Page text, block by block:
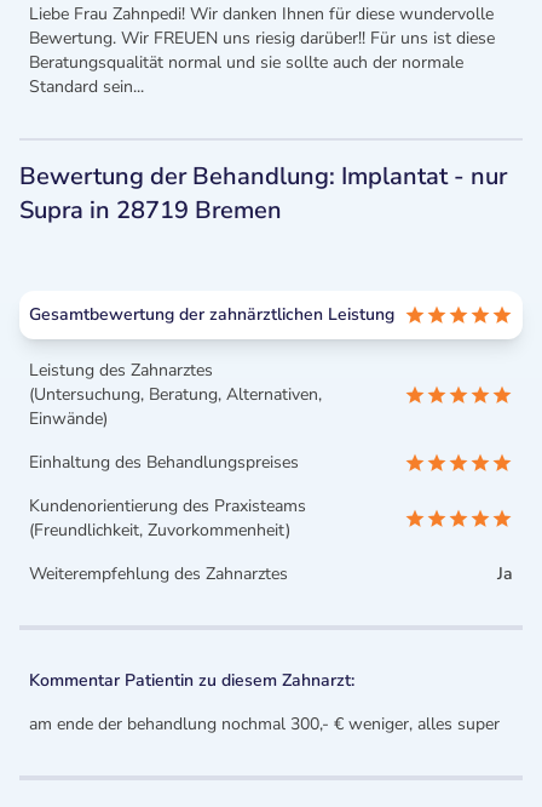
Liebe Frau Zahnpedi! Wir danken Ihnen für diese wundervolle
Bewertung. Wir FREUEN uns riesig darüber!! Für uns ist diese
Beratungsqualität normal und sie sollte auch der normale
Standard sein...
Bewertung der Behandlung: Implantat - nur
Supra in 28719 Bremen
Gesamtbewertung der zahnärztlichen Leistung
Leistung des Zahnarztes
(Untersuchung, Beratung, Alternativen,
Einwände)
Einhaltung des Behandlungspreises
Kundenorientierung des Praxisteams
(Freundlichkeit, Zuvorkommenheit)
Weiterempfehlung des Zahnarztes
Ja
Kommentar Patientin zu diesem Zahnarzt:
am ende der behandlung nochmal 300,- € weniger, alles super